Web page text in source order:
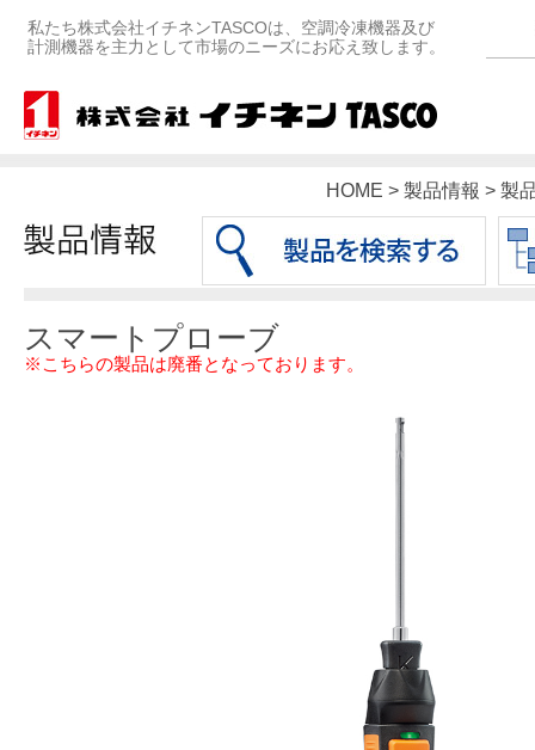
私たち株式会社イチネンTASCOは、空調冷凍機器及び
計測機器を主力として市場のニーズにお応え致します。
HOME > 製品情報 > 製
スマートプローブ
※こちらの製品は廃番となっております。